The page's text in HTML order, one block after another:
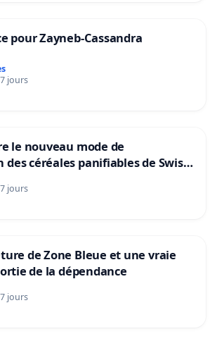
pour Zayneb-Cassandra
jours
le nouveau mode de
céréales panifiables de Swiss
sur la teneur en protéines
jours
de Zone Bleue et une vraie
de la dépendance
jours